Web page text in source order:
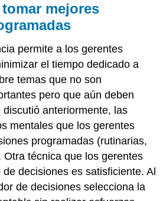
mejores
permite a los gerentes
el tiempo dedicado a
temas que no son
pero que aún deben
anteriormente, las
mentales que los gerentes
programadas (rutinarias,
técnica que los gerentes
decisiones es satisficiente. Al
de decisiones selecciona la